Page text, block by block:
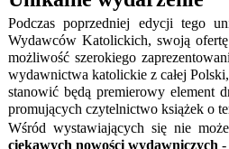
Podczas poprzedniej edycji tego
Wydawców Katolickich, swoją ofertę
możliwość szerokiego
wydawnictwa katolickie z całej
stanowić będą premierowy element
promujących czytelnictwo książek o
Wśród wystawiających się nie
ciekawych nowości wydawniczych -